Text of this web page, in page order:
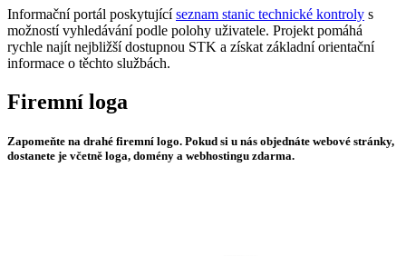
Informační portál poskytujícíseznam stanic technické kontroly s
možností vyhledávání podle polohy uživatele. Projekt pomáhá
rychle najít nejbližší dostupnou STK a získat základní orientační
informace o těchto službách.
Firemní loga
Zapomeňte na drahé firemní logo. Pokud si u nás objednáte webové stránky,
dostanete je včetně loga, domény a webhostingu zdarma.